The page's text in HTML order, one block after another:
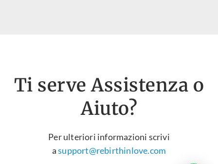
Ti serve Assistenza o
Aiuto?
Per ulteriori informazioni scrivi
asupport@rebirthinlove.com